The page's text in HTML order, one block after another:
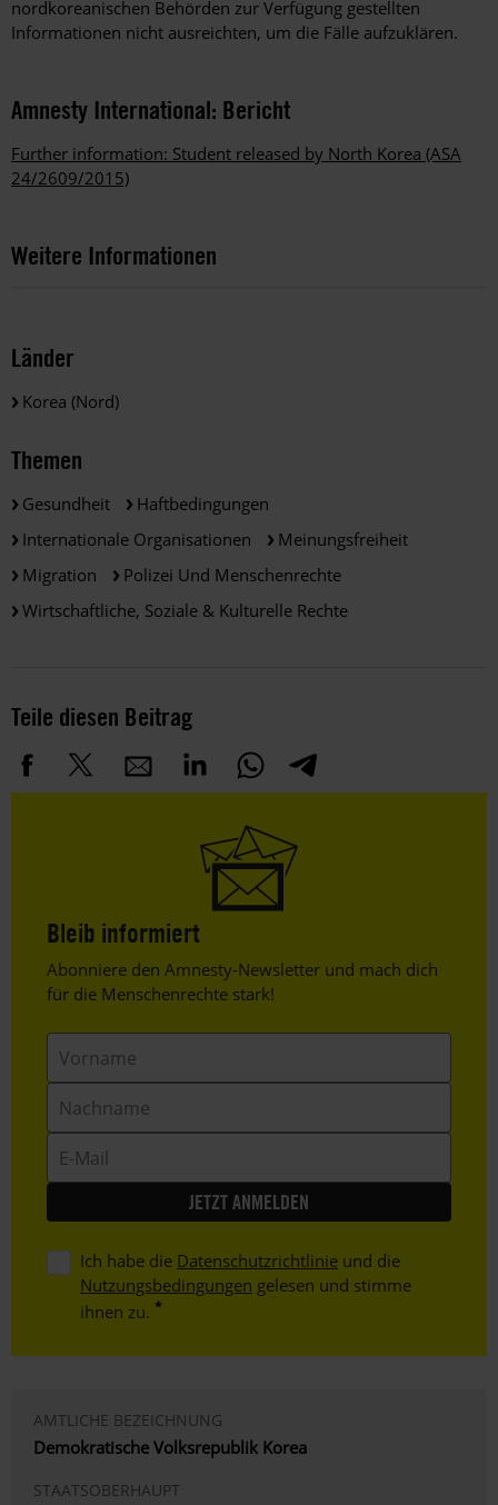
nordkoreanischen Behörden zur Verfügung gestellten
Informationen nicht ausreichten, um die Fälle aufzuklären.
Amnesty International: Bericht
Further information: Student released by North Korea (ASA
24/2609/2015)
Weitere Informationen
Länder
Korea (Nord)
Themen
Gesundheit
Haftbedingungen
Internationale Organisationen
Meinungsfreiheit
Migration
Polizei Und Menschenrechte
Wirtschaftliche, Soziale & Kulturelle Rechte
Teile diesen Beitrag
Bleib informiert
Header
Text
Abonniere den Amnesty-Newsletter und mach dich
für die Menschenrechte stark!
Mail
Ich habe die Datenschutzrichtlinie und die
Nutzungsbedingungen gelesen und stimme
ihnen zu.
AMTLICHE BEZEICHNUNG
Demokratische Volksrepublik Korea
STAATSOBERHAUPT